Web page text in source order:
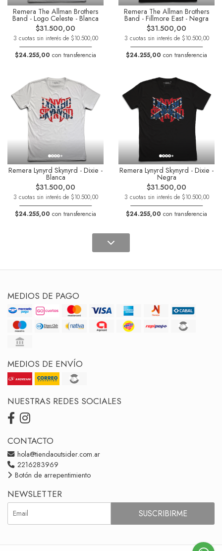
Remera The Allman Brothers
Band - Logo Celeste - Blanca
$31.500,00
3 cuotas sin interés de $10.500,00
$24.255,00 con transferencia
Remera The Allman Brothers
Band - Fillmore East - Negra
$31.500,00
3 cuotas sin interés de $10.500,00
$24.255,00 con transferencia
Remera Lynyrd Skynyrd - Dixie -
Blanca
$31.500,00
3 cuotas sin interés de $10.500,00
$24.255,00 con transferencia
Remera Lynyrd Skynyrd - Dixie -
Negra
$31.500,00
3 cuotas sin interés de $10.500,00
$24.255,00 con transferencia
MEDIOS DE PAGO
MEDIOS DE ENVÍO
NUESTRAS REDES SOCIALES
CONTACTO
hola@tiendaoutsider.com.ar
2216283969
Botón de arrepentimiento
NEWSLETTER
SUSCRIBIRME